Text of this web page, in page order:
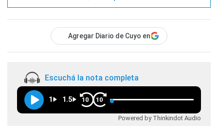
Agregar Diario de Cuyo en
Escuchá la nota completa
1 1.5 10 10
Powered by Thinkindot Audio